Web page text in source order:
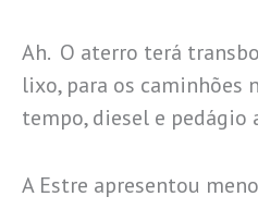
Ah. O aterro terá
lixo, para os caminhões
tempo, diesel e pedágio
A Estre apresentou